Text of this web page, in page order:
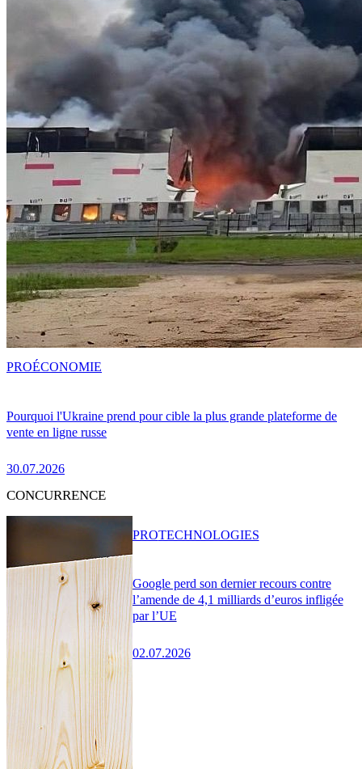
Pourquoi l'Ukraine prend pour cible la plus grande plateforme de
vente en ligne russe
30.07.2026
PROÉCONOMIE
CONCURRENCE
Google perd son dernier recours contre
l’amende de 4,1 milliards d’euros infligée
par l’UE
02.07.2026
PROTECHNOLOGIES